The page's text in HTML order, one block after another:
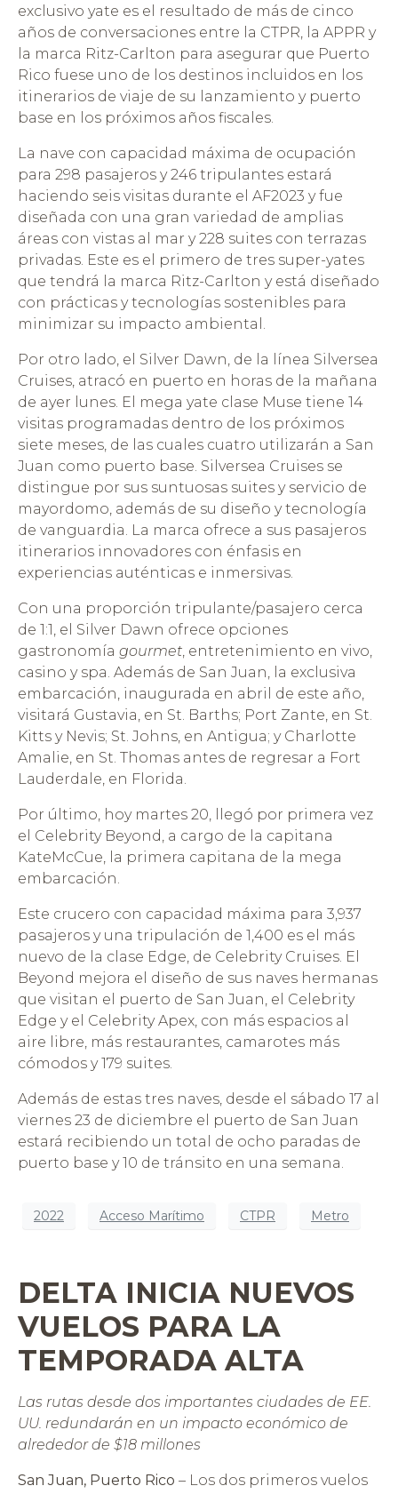
exclusivo yate es el resultado de más de cinco
años de conversaciones entre la CTPR, la APPR y
la marca Ritz-Carlton para asegurar que Puerto
Rico fuese uno de los destinos incluidos en los
itinerarios de viaje de su lanzamiento y puerto
base en los próximos años fiscales.
La nave con capacidad máxima de ocupación
para 298 pasajeros y 246 tripulantes estará
haciendo seis visitas durante el AF2023 y fue
diseñada con una gran variedad de amplias
áreas con vistas al mar y 228 suites con terrazas
privadas. Este es el primero de tres super-yates
que tendrá la marca Ritz-Carlton y está diseñado
con prácticas y tecnologías sostenibles para
minimizar su impacto ambiental.
Por otro lado, el Silver Dawn, de la línea Silversea
Cruises, atracó en puerto en horas de la mañana
de ayer lunes. El mega yate clase Muse tiene 14
visitas programadas dentro de los próximos
siete meses, de las cuales cuatro utilizarán a San
Juan como puerto base. Silversea Cruises se
distingue por sus suntuosas suites y servicio de
mayordomo, además de su diseño y tecnología
de vanguardia. La marca ofrece a sus pasajeros
itinerarios innovadores con énfasis en
experiencias auténticas e inmersivas.
Con una proporción tripulante/pasajero cerca
de 1:1, el Silver Dawn ofrece opciones
gastronomía gourmet, entretenimiento en vivo,
casino y spa. Además de San Juan, la exclusiva
embarcación, inaugurada en abril de este año,
visitará Gustavia, en St. Barths; Port Zante, en St.
Kitts y Nevis; St. Johns, en Antigua; y Charlotte
Amalie, en St. Thomas antes de regresar a Fort
Lauderdale, en Florida.
Por último, hoy martes 20, llegó por primera vez
el Celebrity Beyond, a cargo de la capitana
KateMcCue, la primera capitana de la mega
embarcación.
Este crucero con capacidad máxima para 3,937
pasajeros y una tripulación de 1,400 es el más
nuevo de la clase Edge, de Celebrity Cruises. El
Beyond mejora el diseño de sus naves hermanas
que visitan el puerto de San Juan, el Celebrity
Edge y el Celebrity Apex, con más espacios al
aire libre, más restaurantes, camarotes más
cómodos y 179 suites.
Además de estas tres naves, desde el sábado 17 al
viernes 23 de diciembre el puerto de San Juan
estará recibiendo un total de ocho paradas de
puerto base y 10 de tránsito en una semana.
2022 Acceso Marítimo CTPR Metro
DELTA INICIA NUEVOS
VUELOS PARA LA
TEMPORADA ALTA
Las rutas desde dos importantes ciudades de EE.
UU. redundarán en un impacto económico de
alrededor de $18 millones
San Juan, Puerto Rico – Los dos primeros vuelos